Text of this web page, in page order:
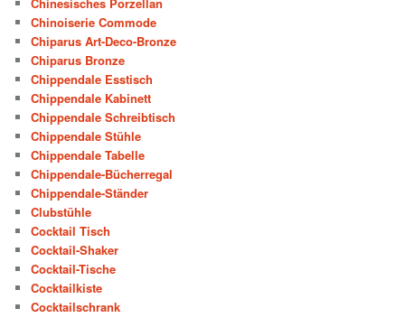
Chinoiserie Commode
Chiparus Art-Deco-Bronze
Chiparus Bronze
Chippendale Esstisch
Chippendale Kabinett
Chippendale Schreibtisch
Chippendale Stühle
Chippendale Tabelle
Chippendale-Bücherregal
Chippendale-Ständer
Clubstühle
Cocktail Tisch
Cocktail-Shaker
Cocktail-Tische
Cocktailkiste
Cocktailschrank